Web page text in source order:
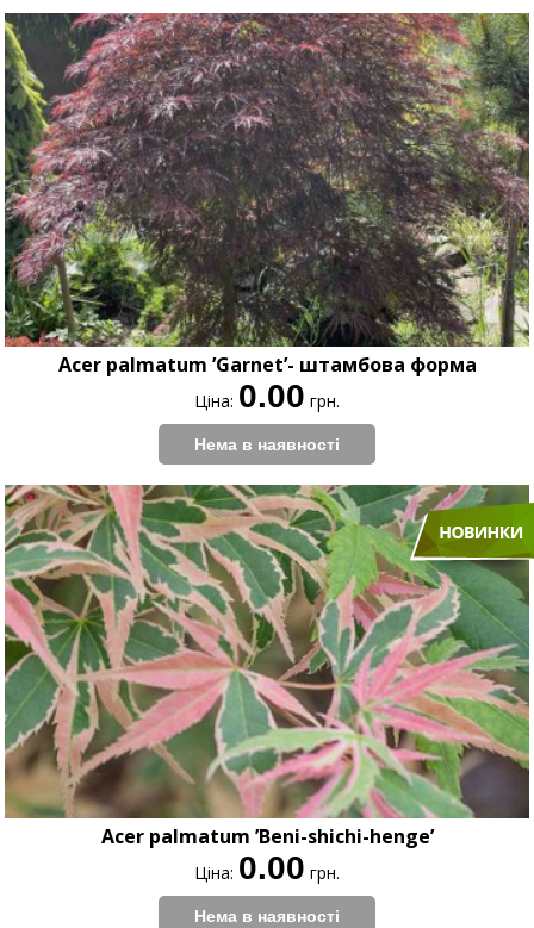
Acer palmatum ’Garnet’- штамбова форма
Ціна: 0.00 грн.
Acer palmatum ’Beni-shichi-henge’
Ціна: 0.00 грн.